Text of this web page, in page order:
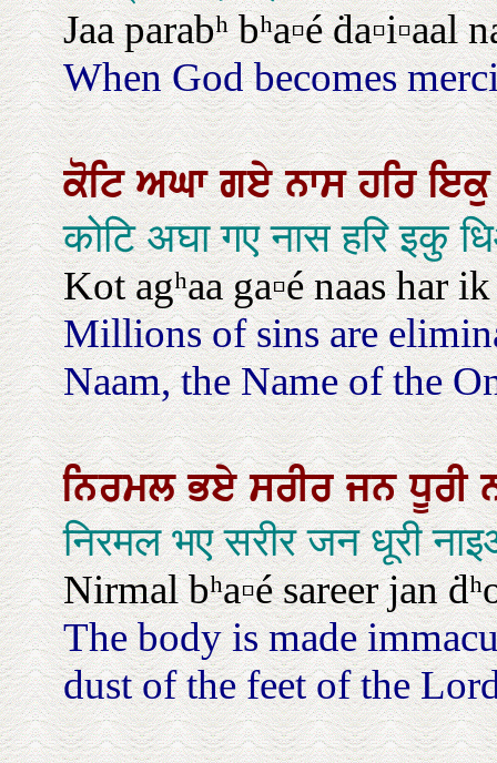
Jaa parabʰ bʰa▫é ḋa▫i▫aal
When God becomes
ਕੋਟਿਅਘਾਗਏਨਾਸਹਰਿ
कोटि अघा गए नास हरि इकु
Kot agʰaa ga▫é naas har ik
Millions of sins are
Naam, the Name of the
ਨਿਰਮਲਭਏਸਰੀਰਜਨਧੂਰੀ
निरमल भए सरीर जन धूरी
Nirmal bʰa▫é sareer jan
The body is made
dust of the feet of the